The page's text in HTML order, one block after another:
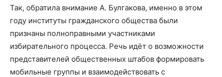
Так, обратила внимание А. Булгакова, именно в этом
году институты гражданского общества были
признаны полноправными участниками
избирательного процесса. Речь идёт о возможности
представителей общественных штабов формировать
мобильные группы и взаимодействовать с